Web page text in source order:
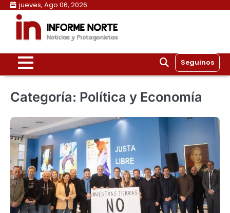
Skip
content
jueves, Ago 06, 2026
Seguinos
Categoría: Política y Economía